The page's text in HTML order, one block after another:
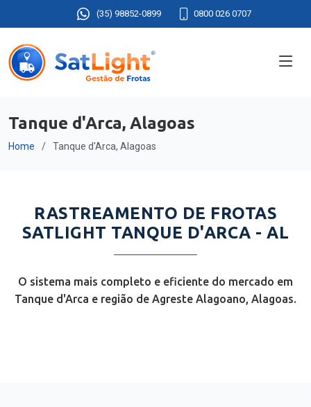
(35) 98852-0899 0800 026 0707
Tanque d'Arca, Alagoas
Home Tanque d'Arca, Alagoas
RASTREAMENTO DE FROTAS
SATLIGHT TANQUE D'ARCA - AL
O sistema mais completo e eficiente do mercado em
Tanque d'Arca e região de Agreste Alagoano, Alagoas.